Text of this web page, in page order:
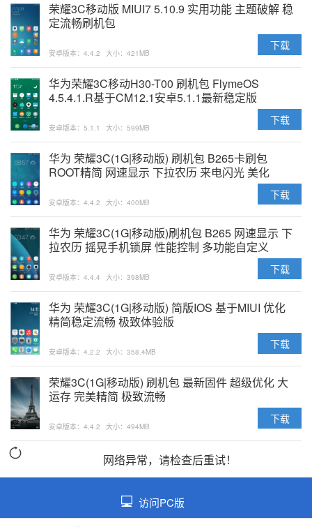
荣耀3C移动版 MIUI7 5.10.9 实用功能 主题破解 稳
定流畅刷机包
安卓版本：4.4.2 大小：421MB
下载
华为荣耀3C移动H30-T00 刷机包 FlymeOS
4.5.4.1.R基于CM12.1安卓5.1.1最新稳定版
安卓版本：5.1.1 大小：599MB
下载
华为 荣耀3C(1G|移动版) 刷机包 B265卡刷包
ROOT精简 网速显示 下拉农历 来电闪光 美化
安卓版本：4.4.2 大小：400MB
下载
华为 荣耀3C(1G|移动版)刷机包 B265 网速显示 下
拉农历 摇晃手机锁屏 性能控制 多功能自定义
安卓版本：4.4.4 大小：398MB
下载
华为 荣耀3C(1G|移动版) 简版IOS 基于MIUI 优化
精简稳定流畅 极致体验版
安卓版本：4.2.2 大小：358.4MB
下载
荣耀3C(1G|移动版) 刷机包 最新固件 超级优化 大
运存 完美精简 极致流畅
安卓版本：4.4.2 大小：494MB
下载
网络异常，请检查后重试！
访问PC版